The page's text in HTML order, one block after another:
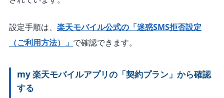
設定手順は、 楽天モバイル公式の「迷惑SMS拒否設定
（ご利用方法）」 で確認できます。
my 楽天モバイルアプリの「契約プラン」から確認
する